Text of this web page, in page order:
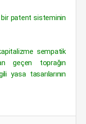
bir patent sisteminin
sempatik
geçen toprağın
tasarılarının